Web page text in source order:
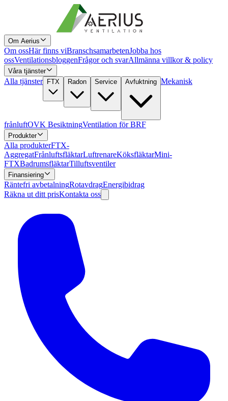
Om Aerius
Om ossHär finns viBranschsamarbetenJobba hos
ossVentilationsbloggenFrågor och svarAllmänna villkor & policy
Våra tjänster
Alla tjänster FTX Radon Service Avfuktning Mekanisk
frånluftOVK BesiktningVentilation för BRF
Produkter
Alla produkterFTX-
AggregatFrånluftsfläktarLuftrenareKöksfläktarMini-
FTXBadrumsfläktarTilluftsventiler
Finansiering
Räntefri avbetalningRotavdragEnergibidrag
Räkna ut ditt prisKontakta oss